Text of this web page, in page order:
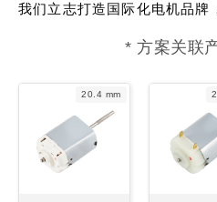
我们立志打造国际化电机品牌
* 方案关联
20.4 mm